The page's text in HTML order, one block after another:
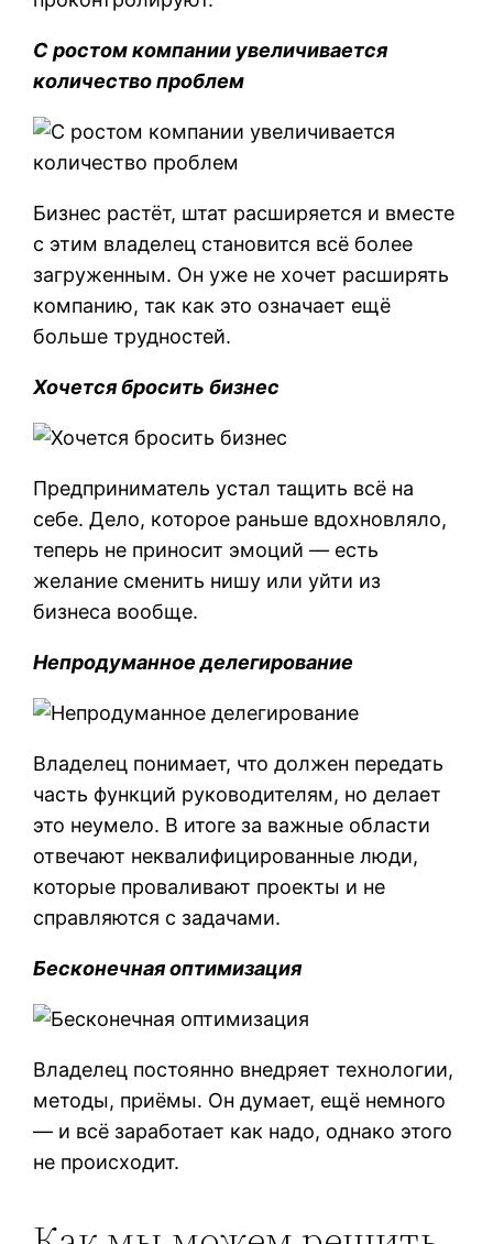
С ростом компании увеличивается
количество проблем
Бизнес растёт, штат расширяется и вместе
с этим владелец становится всё более
загруженным. Он уже не хочет расширять
компанию, так как это означает ещё
больше трудностей.
Хочется бросить бизнес
Предприниматель устал тащить всё на
себе. Дело, которое раньше вдохновляло,
теперь не приносит эмоций — есть
желание сменить нишу или уйти из
бизнеса вообще.
Непродуманное делегирование
Владелец понимает, что должен передать
часть функций руководителям, но делает
это неумело. В итоге за важные области
отвечают неквалифицированные люди,
которые проваливают проекты и не
справляются с задачами.
Бесконечная оптимизация
Владелец постоянно внедряет технологии,
методы, приёмы. Он думает, ещё немного
— и всё заработает как надо, однако этого
не происходит.